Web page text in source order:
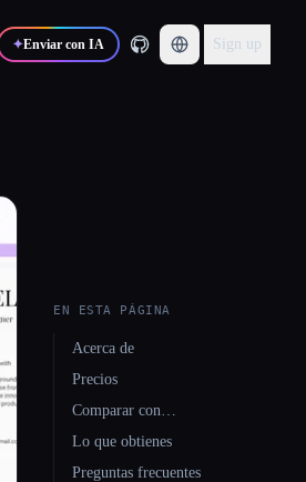
✦Enviar con IA Sign up
EN ESTA PÁGINA
Acerca de
Precios
Comparar con…
Lo que obtienes
Preguntas frecuentes